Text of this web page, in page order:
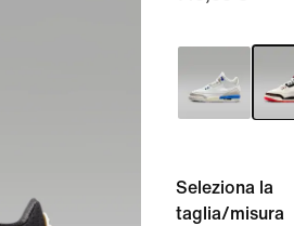
Seleziona la
taglia/misura